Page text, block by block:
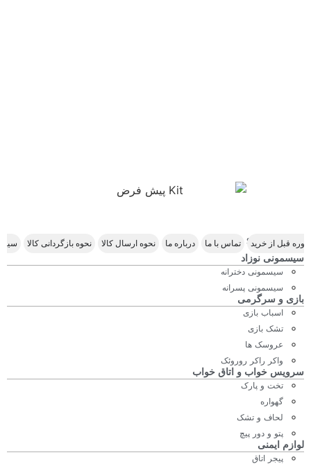
Scroll Right
قبل از خرید تماس با ما درباره ما نحوه ارسال کالا نحوه بازگردانی کالا
سیسمونی نوزاد
سیسمونی دخترانه
سیسمونی پسرانه
بازی و سرگرمی
اسباب بازی
تشک بازی
عروسک ها
واکر راکر روروئک
سرویس خواب و اتاق خواب
تخت و پارک
گهواره
لحاف و تشک
پتو و دور پیچ
لوازم ایمنی
پیجر اتاق